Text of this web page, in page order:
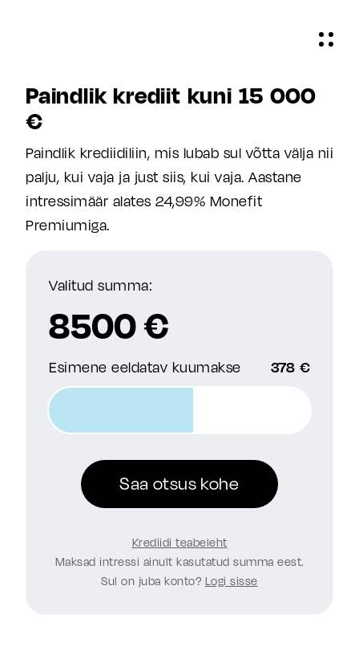
Paindlik krediit kuni 15 000
€
Paindlik krediidiliin, mis lubab sul võtta välja nii
palju, kui vaja ja just siis, kui vaja. Aastane
intressimäär alates 24,99% Monefit
Premiumiga.
Valitud summa:
8500 €
Esimene eeldatav kuumakse 378 €
Saa otsus kohe
Krediidi teabeleht
Maksad intressi ainult kasutatud summa eest.
Sul on juba konto? Logi sisse